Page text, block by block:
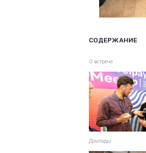
СОДЕРЖАНИЕ
О встрече
Доклады